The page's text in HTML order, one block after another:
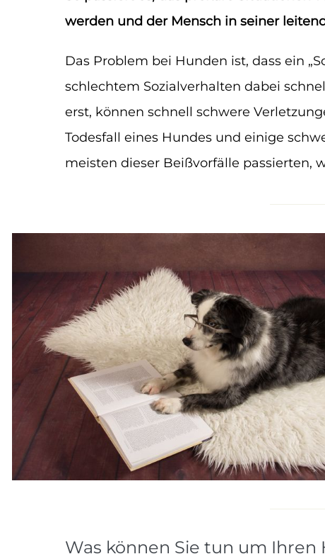
werden und der Mensch in seiner
Das Problem bei Hunden ist, dass ein
schlechtem Sozialverhalten dabei
erst, können schnell schwere
Todesfall eines Hundes und einige
meisten dieser Beißvorfälle passierten,
Was können Sie tun um